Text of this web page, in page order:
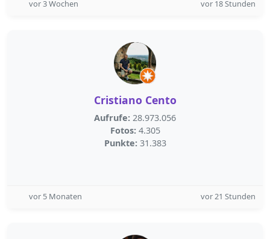
vor 3 Wochen vor 18 Stunden
Cristiano Cento
Aufrufe: 28.973.056
Fotos: 4.305
Punkte: 31.383
vor 5 Monaten vor 21 Stunden